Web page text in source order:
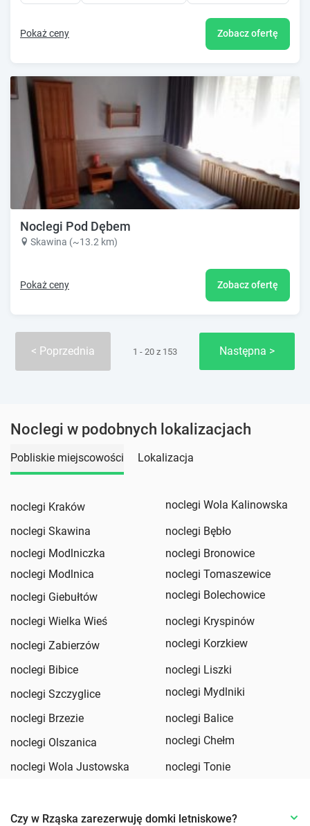
Pokaż ceny Zobacz ofertę
Noclegi Pod Dębem
Skawina (~13.2 km)
Pokaż ceny Zobacz ofertę
Poprzednia 1 - 20 z 153 Następna
Noclegi w podobnych lokalizacjach
Pobliskie miejscowości Lokalizacja
noclegi Kraków
noclegi Wola Kalinowska
noclegi Skawina
noclegi Bębło
noclegi Modlniczka
noclegi Bronowice
noclegi Modlnica
noclegi Tomaszewice
noclegi Giebułtów
noclegi Bolechowice
noclegi Wielka Wieś
noclegi Kryspinów
noclegi Zabierzów
noclegi Korzkiew
noclegi Bibice
noclegi Liszki
noclegi Szczyglice
noclegi Mydlniki
noclegi Brzezie
noclegi Balice
noclegi Olszanica
noclegi Chełm
noclegi Wola Justowska
noclegi Tonie
Czy w Rząska zarezerwuję domki letniskowe?